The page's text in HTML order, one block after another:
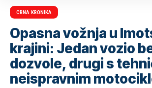
CRNA KRONIKA
Opasna vožnja u
krajini: Jedan vozio
dozvole, drugi s
neispravnim